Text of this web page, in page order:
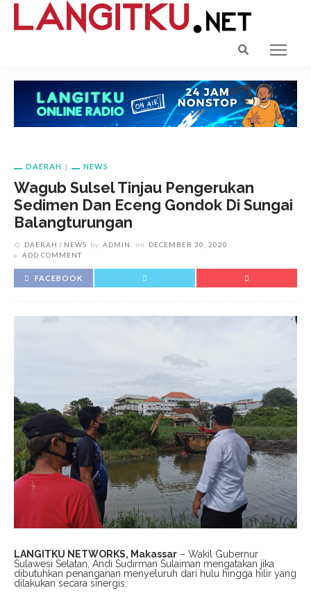
DAERAH NEWS
Wagub Sulsel Tinjau Pengerukan
Sedimen Dan Eceng Gondok Di Sungai
Balangturungan
DAERAH NEWS by ADMIN on
DECEMBER 30, 2020
ADD COMMENT
FACEBOOK
LANGITKU NETWORKS, Makassar – Wakil Gubernur
Sulawesi Selatan, Andi Sudirman Sulaiman mengatakan jika
dibutuhkan penanganan menyeluruh dari hulu hingga hilir yang
dilakukan secara sinergis.